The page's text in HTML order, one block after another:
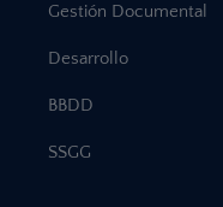
Gestión Documental
Desarrollo
BBDD
SSGG